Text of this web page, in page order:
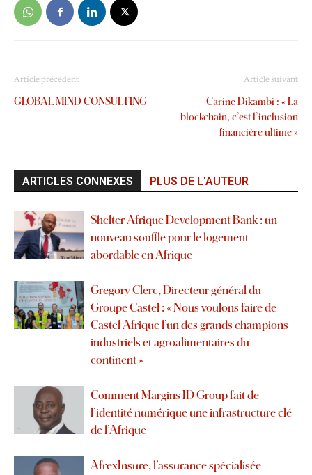
Article précédent
GLOBAL MIND CONSULTING
Article suivant
Carine Dikambi : « La
blockchain, c’est l’inclusion
financière ultime »
ARTICLES CONNEXES PLUS DE L'AUTEUR
Shelter Afrique Development Bank : un
nouveau souffle pour le logement
abordable en Afrique
Gregory Clerc, Directeur général du
Groupe Castel : « Nous voulons faire de
Castel Afrique l’un des grands champions
industriels et agroalimentaires du
continent »
Comment Margins ID Group fait de
l’identité numérique une infrastructure clé
de l’Afrique
AfrexInsure, l’assurance spécialisée